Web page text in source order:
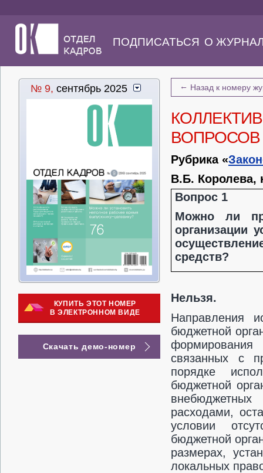
ПОДПИСАТЬСЯ О
№ 9, сентябрь 2025
КУПИТЬ ЭТОТ НОМЕР
В ЭЛЕКТРОННОМ ВИДЕ
Скачать демо-номер
← Назад к номеру
ВОПРОСОВ
Рубрика «
В.Б. Королева,
Вопрос 1
Можно ли
организации
средств?
Нельзя.
Направления
бюджетной
формирования
связанных с
порядке
бюджетной
расходами,
условии
бюджетной
размерах,
локальных